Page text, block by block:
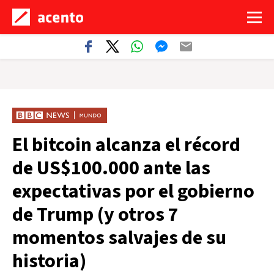
El bitcoin alcanza el récord
de US$100.000 ante las
expectativas por el gobierno
de Trump (y otros 7
momentos salvajes de su
historia)